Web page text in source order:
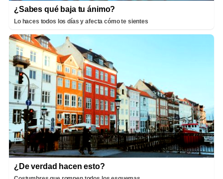
¿Sabes qué baja tu ánimo?
Lo haces todos los días y afecta cómo te sientes
¿De verdad hacen esto?